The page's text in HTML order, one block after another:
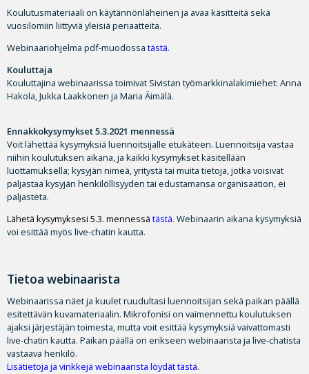
Koulutusmateriaali on käytännönläheinen ja avaa käsitteitä sekä
vuosilomiin liittyviä yleisiä periaatteita.
Webinaariohjelma pdf-muodossa tästä.
Kouluttaja
Kouluttajina webinaarissa toimivat Sivistan työmarkkinalakimiehet: Anna
Hakola, Jukka Laakkonen ja Maria Äimälä.
Ennakkokysymykset 5.3.2021 mennessä
Voit lähettää kysymyksiä luennoitsijalle etukäteen. Luennoitsija vastaa
niihin koulutuksen aikana, ja kaikki kysymykset käsitellään
luottamuksella; kysyjän nimeä, yritystä tai muita tietoja, jotka voisivat
paljastaa kysyjän henkilöllisyyden tai edustamansa organisaation, ei
paljasteta.
Lähetä kysymyksesi 5.3. mennessä tästä. Webinaarin aikana kysymyksiä
voi esittää myös live-chatin kautta.
Tietoa webinaarista
Webinaarissa näet ja kuulet ruudultasi luennoitsijan sekä paikan päällä
esitettävän kuvamateriaalin. Mikrofonisi on vaimennettu koulutuksen
ajaksi järjestäjän toimesta, mutta voit esittää kysymyksiä vaivattomasti
live-chatin kautta. Paikan päällä on erikseen webinaarista ja live-chatista
vastaava henkilö.
Lisätietoja ja vinkkejä webinaarista löydät tästä.